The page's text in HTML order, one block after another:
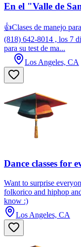
En el "Valle de
👍Clases de manejo
(818) 642-8014 , los 7
para su test de ma...
Los Angeles, CA
Dance classes for
Want to surprise
folkorico and hiphop
know :)
Los Angeles, CA